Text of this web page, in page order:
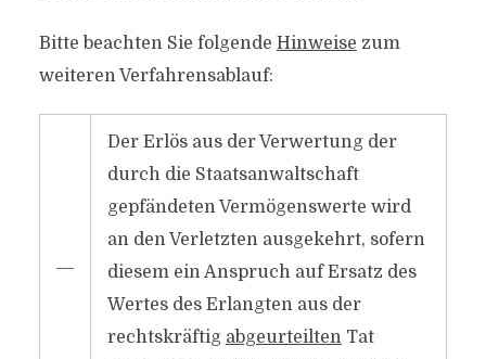
Bitte beachten Sie folgende Hinweise zum
weiteren Verfahrensablauf:
―
Der Erlös aus der Verwertung der
durch die Staatsanwaltschaft
gepfändeten Vermögenswerte wird
an den Verletzten ausgekehrt, sofern
diesem ein Anspruch auf Ersatz des
Wertes des Erlangten aus der
rechtskräftig abgeurteiltenTat